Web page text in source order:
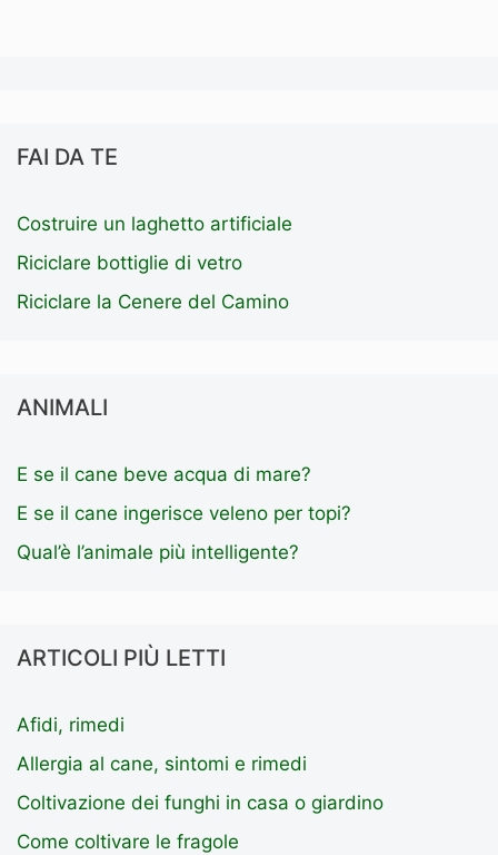
FAI DA TE
Costruire un laghetto artificiale
Riciclare bottiglie di vetro
Riciclare la Cenere del Camino
ANIMALI
E se il cane beve acqua di mare?
E se il cane ingerisce veleno per topi?
Qual’è l’animale più intelligente?
ARTICOLI PIÙ LETTI
Afidi, rimedi
Allergia al cane, sintomi e rimedi
Coltivazione dei funghi in casa o giardino
Come coltivare le fragole